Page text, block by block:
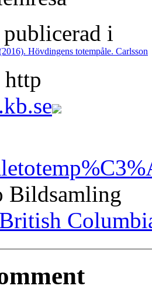
i
Hövdingens totempåle. Carlsson
Bildsamling
0962 :: British